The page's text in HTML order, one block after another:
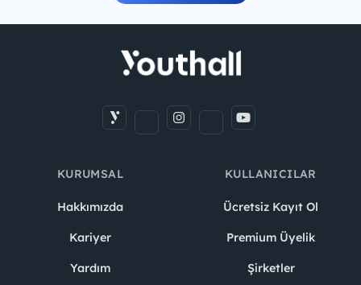
KURUMSAL
Hakkımızda
Kariyer
Yardım
KULLANICILAR
Ücretsiz Kayıt Ol
Premium Üyelik
Şirketler